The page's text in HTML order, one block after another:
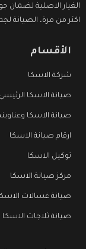
الغيار الاصلية لضمان
اكثر من مرة، الصيانة
الأقسام
شركة الاسكا
صيانة الاسكا الرئيسي
صيانة الاسكا
ارقام صيانة الاسكا
توكيل الاسكا
مركز صيانة الاسكا
صيانة غسالات
صيانة ثلاجات الاسكا